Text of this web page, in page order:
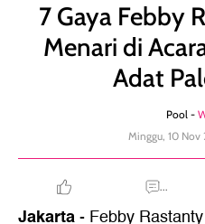
7 Gaya Febby
Menari di
Adat
Pool -
Minggu, 10 Nov
...
Jakarta- Febby